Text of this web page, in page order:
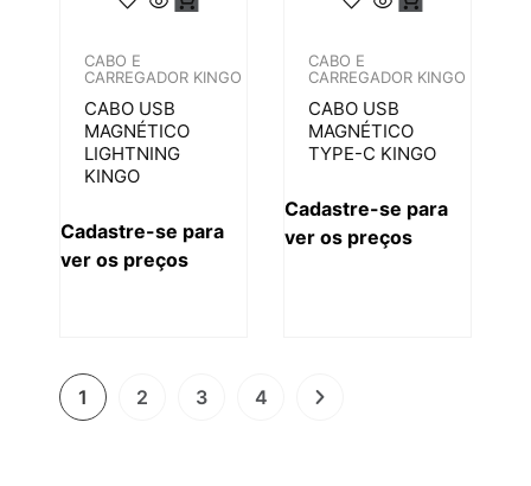
CABO E
CARREGADOR KINGO
CABO USB
MAGNÉTICO
LIGHTNING
KINGO
Cadastre-se para
ver os preços
CABO E
CARREGADOR KINGO
CABO USB
MAGNÉTICO
TYPE-C KINGO
Cadastre-se para
ver os preços
1 2 3 4